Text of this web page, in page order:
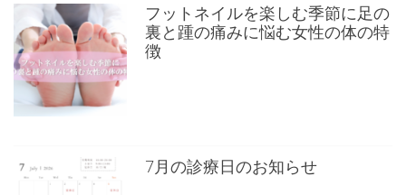
フットネイルを楽しむ季節に足の
裏と踵の痛みに悩む女性の体の特
徴
7月の診療日のお知らせ